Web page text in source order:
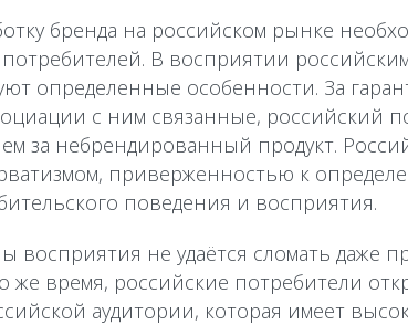
бренда на российском рынке
В восприятии
определенные особенности. За
с ним связанные, российский
за небрендированный продукт.
приверженностью к
поведения и восприятия.
восприятия не удаётся сломать
же время, российские потребители
аудитории, которая имеет